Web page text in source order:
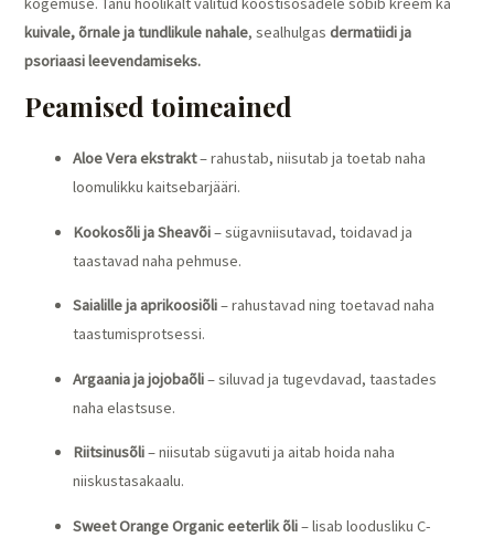
kuivale, õrnale ja tundlikule nahale, sealhulgasdermatiidi ja
psoriaasi leevendamiseks.
Peamised toimeained
Aloe Vera ekstrakt– rahustab, niisutab ja toetab naha
loomulikku kaitsebarjääri.
Kookosõli ja Sheavõi– sügavniisutavad, toidavad ja
taastavad naha pehmuse.
Saialille ja aprikoosiõli– rahustavad ning toetavad naha
taastumisprotsessi.
Argaania ja jojobaõli– siluvad ja tugevdavad, taastades
naha elastsuse.
Riitsinusõli– niisutab sügavuti ja aitab hoida naha
niiskustasakaalu.
Sweet Orange Organic eeterlik õli– lisab loodusliku C-